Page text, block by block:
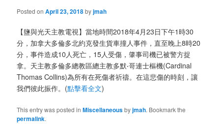
Posted onApril 23, 2018byjmah
【鹽與光天主教電視】當地時間2018年4月23日下午1時30
分，加拿大多倫多北約克發生貨車撞人事件，直至晚上8時20
分，事件造成10人死亡，15人受傷，肇事司機已被警方捉
拿。天主教多倫多總教區總主教多默‧哥連士樞機(Cardinal
Thomas Collins)為所有在死傷者祈禱。在這悲傷的時刻，讓
我們彼此振作。(點擊看全文)
This entry was posted inMiscellaneousbyjmah. Bookmark the
permalink.